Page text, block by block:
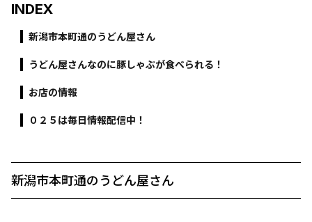
INDEX
新潟市本町通のうどん屋さん
うどん屋さんなのに豚しゃぶが食べられる！
お店の情報
０２５は毎日情報配信中！
新潟市本町通のうどん屋さん